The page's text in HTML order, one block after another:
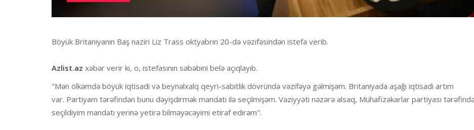
Böyük Britaniyanın Baş naziri Liz Trass oktyabrın 20-də vəzifəsindən istefa verib.
Azlist.az xəbər verir ki, o, istefasının səbəbini belə açıqlayıb.
"Mən ölkəmdə böyük iqtisadi və beynəlxalq qeyri-sabitlik dövründə vəzifəyə gəlmişəm. Britaniyada aşağı iqtisadi artım
var. Partiyam tərəfindən bunu dəyişdirmək mandatı ilə seçilmişəm. Vəziyyəti nəzərə alsaq, Mühafizəkarlar partiyası
seçildiyim mandatı yerinə yetirə bilməyəcəyimi etiraf edirəm".